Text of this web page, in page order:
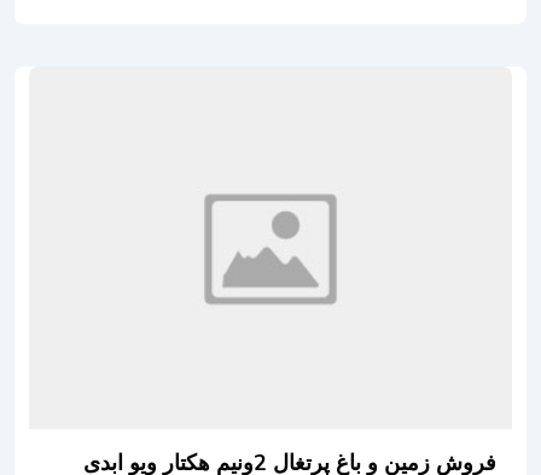
فروش زمین و باغ پرتغال 2ونیم هکتار ویو ابدی